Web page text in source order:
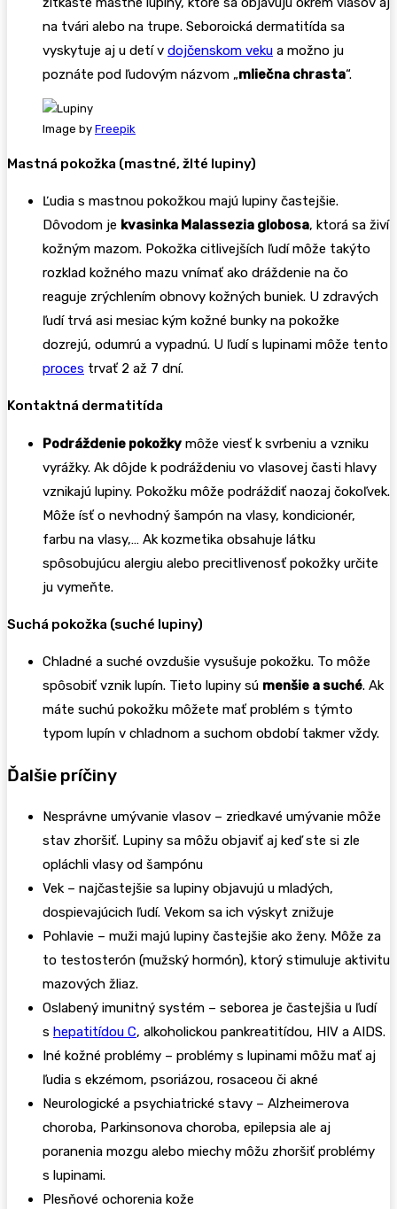
na tvári alebo na trupe. Seboroická dermatitída sa
vyskytuje aj u detí v dojčenskom veku a možno ju
poznáte pod ľudovým názvom „mliečna chrasta“.
Image by Freepik
Mastná pokožka (mastné, žlté lupiny)
Ľudia s mastnou pokožkou majú lupiny častejšie.
Dôvodom je kvasinka Malassezia globosa, ktorá sa živí
kožným mazom. Pokožka citlivejších ľudí môže takýto
rozklad kožného mazu vnímať ako dráždenie na čo
reaguje zrýchlením obnovy kožných buniek. U zdravých
ľudí trvá asi mesiac kým kožné bunky na pokožke
dozrejú, odumrú a vypadnú. U ľudí s lupinami môže tento
proces trvať 2 až 7 dní.
Kontaktná dermatitída
Podráždenie pokožky môže viesť k svrbeniu a vzniku
vyrážky. Ak dôjde k podráždeniu vo vlasovej časti hlavy
vznikajú lupiny. Pokožku môže podráždiť naozaj čokoľvek.
Môže ísť o nevhodný šampón na vlasy, kondicionér,
farbu na vlasy,… Ak kozmetika obsahuje látku
spôsobujúcu alergiu alebo precitlivenosť pokožky určite
ju vymeňte.
Suchá pokožka (suché lupiny)
Chladné a suché ovzdušie vysušuje pokožku. To môže
spôsobiť vznik lupín. Tieto lupiny sú menšie a suché. Ak
máte suchú pokožku môžete mať problém s týmto
typom lupín v chladnom a suchom období takmer vždy.
Ďalšie príčiny
Nesprávne umývanie vlasov – zriedkavé umývanie môže
stav zhoršiť. Lupiny sa môžu objaviť aj keď ste si zle
opláchli vlasy od šampónu
Vek – najčastejšie sa lupiny objavujú u mladých,
dospievajúcich ľudí. Vekom sa ich výskyt znižuje
Pohlavie – muži majú lupiny častejšie ako ženy. Môže za
to testosterón (mužský hormón), ktorý stimuluje aktivitu
mazových žliaz.
Oslabený imunitný systém – seborea je častejšia u ľudí
s hepatitídou C, alkoholickou pankreatitídou, HIV a AIDS.
Iné kožné problémy – problémy s lupinami môžu mať aj
ľudia s ekzémom, psoriázou, rosaceou či akné
Neurologické a psychiatrické stavy – Alzheimerova
choroba, Parkinsonova choroba, epilepsia ale aj
poranenia mozgu alebo miechy môžu zhoršiť problémy
s lupinami.
Plesňové ochorenia kože